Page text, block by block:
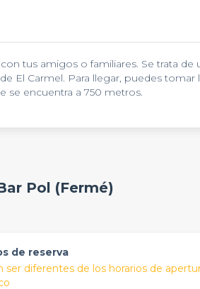
tus amigos o familiares. Se trata de
El Carmel. Para llegar, puedes tomar
se encuentra a 750 metros.
privados y profesionales. Aquí
Pol (Fermé)
de reserva
ser diferentes de los horarios de